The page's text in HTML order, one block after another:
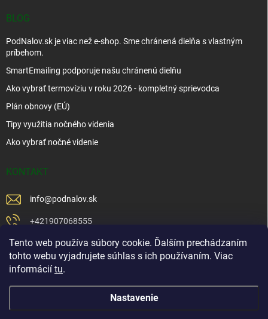
Tento web používa súbory cookie. Ďalším prechádzaním
tohto webu vyjadrujete súhlas s ich používaním. Viac
informácií tu.
Nastavenie
BLOG
PodNalov.sk je viac než e-shop. Sme chránená dielňa s vlastným
príbehom.
SmartEmailing podporuje našu chránenú dielňu
Ako vybrať termovíziu v roku 2026 - kompletný sprievodca
Plán obnovy (EÚ)
Tipy využitia nočného videnia
Ako vybrať nočné videnie
KONTAKT
info@podnalov.sk
+421907068555
+421902479599
https://www.facebook.com/www.podnalov.sk
podnalov